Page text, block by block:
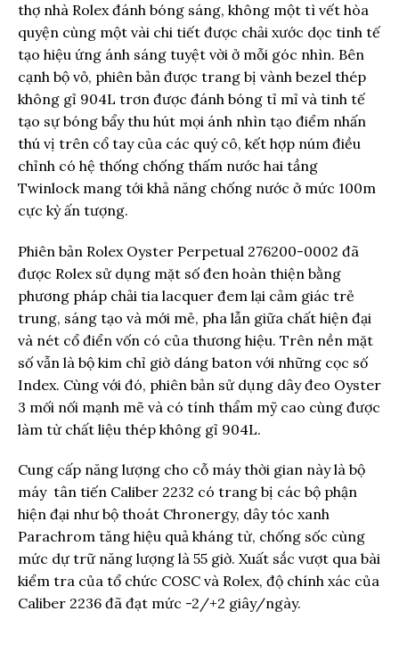
thợ nhà Rolex đánh bóng sáng, không một tì vết hòa
quyện cùng một vài chi tiết được chải xước dọc tinh tế
tạo hiệu ứng ánh sáng tuyệt vời ở mỗi góc nhìn. Bên
cạnh bộ vỏ, phiên bản được trang bị vành bezel thép
không gỉ 904L trơn được đánh bóng tỉ mỉ và tinh tế
tạo sự bóng bẩy thu hút mọi ánh nhìn tạo điểm nhấn
thú vị trên cổ tay của các quý cô, kết hợp núm điều
chỉnh có hệ thống chống thấm nước hai tầng
Twinlock mang tới khả năng chống nước ở mức 100m
cực kỳ ấn tượng.
Phiên bản Rolex Oyster Perpetual 276200-0002 đã
được Rolex sử dụng mặt số đen hoàn thiện bằng
phương pháp chải tia lacquer đem lại cảm giác trẻ
trung, sáng tạo và mới mẻ, pha lẫn giữa chất hiện đại
và nét cổ điển vốn có của thương hiệu. Trên nền mặt
số vẫn là bộ kim chỉ giờ dáng baton với những cọc số
Index. Cùng với đó, phiên bản sử dụng dây đeo Oyster
3 mối nối mạnh mẽ và có tính thẩm mỹ cao cùng được
làm từ chất liệu thép không gỉ 904L.
Cung cấp năng lượng cho cỗ máy thời gian này là bộ
máy tân tiến Caliber 2232 có trang bị các bộ phận
hiện đại như bộ thoát Chronergy, dây tóc xanh
Parachrom tăng hiệu quả kháng từ, chống sốc cùng
mức dự trữ năng lượng là 55 giờ. Xuất sắc vượt qua bài
kiểm tra của tổ chức COSC và Rolex, độ chính xác của
Caliber 2236 đã đạt mức -2/+2 giây/ngày.